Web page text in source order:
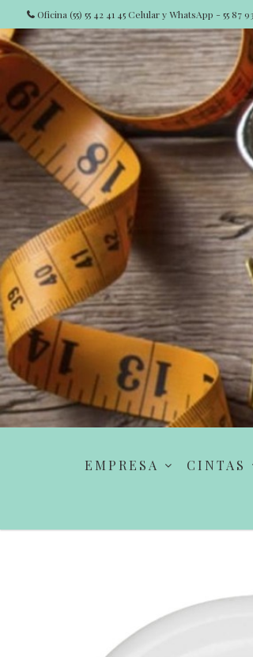
Oficina (55) 55 42 41 45 Celular y WhatsApp - 55 87
EMPRESA CINTAS